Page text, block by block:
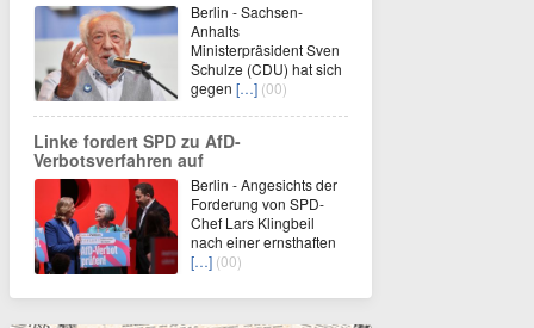
Berlin - Sachsen-
Anhalts
Ministerpräsident Sven
Schulze (CDU) hat sich
gegen […] (00)
Linke fordert SPD zu AfD-
Verbotsverfahren auf
Berlin - Angesichts der
Forderung von SPD-
Chef Lars Klingbeil
nach einer ernsthaften
[…] (00)